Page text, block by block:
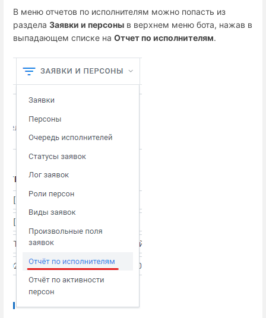
В меню отчетов по исполнителям можно попасть из
раздела Заявки и персоны в верхнем меню бота, нажав в
выпадающем списке на Отчет по исполнителям.